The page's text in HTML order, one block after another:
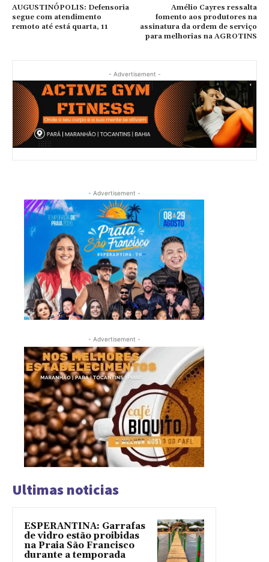
AUGUSTINÓPOLIS: Defensoria
segue com atendimento
remoto até está quarta, 11
Amélio Cayres ressalta
fomento aos produtores na
assinatura da ordem de serviço
para melhorias na AGROTINS
- Advertisement -
- Advertisement -
- Advertisement -
Ultimas noticias
ESPERANTINA: Garrafas
de vidro estão proibidas
na Praia São Francisco
durante a temporada